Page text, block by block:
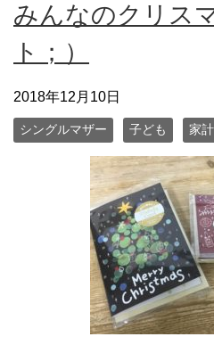
みんなのクリス
ト；）
2018年12月10日
シングルマザー 子ども 家計